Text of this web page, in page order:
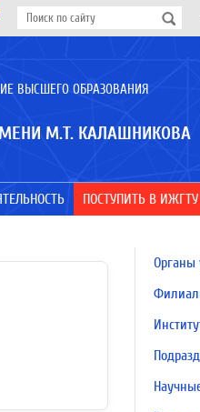
ВЫСШЕГО ОБРАЗОВАНИЯ
М.Т. КАЛАШНИКОВА
ПОСТУПИТЬ В ИЖГТУ
Органы